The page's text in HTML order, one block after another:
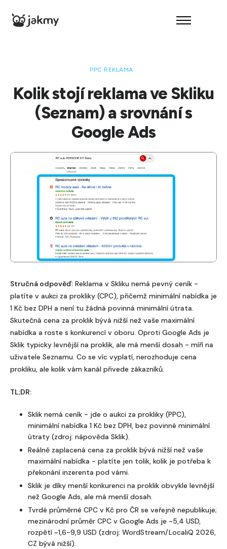
Kontakt
– Audit zdarma –
PPC REKLAMA
Kolik stojí reklama ve Skliku
(Seznam) a srovnání s
Google Ads
Stručná odpověď: Reklama v Skliku nemá pevný ceník -
platíte v aukci za prokliky (CPC), přičemž minimální nabídka je
1 Kč bez DPH a není tu žádná povinná minimální útrata.
Skutečná cena za proklik bývá nižší než vaše maximální
nabídka a roste s konkurencí v oboru. Oproti Google Ads je
Sklik typicky levnější na proklik, ale má menší dosah - míří na
uživatele Seznamu. Co se víc vyplatí, nerozhoduje cena
prokliku, ale kolik vám kanál přivede zákazníků.
TL;DR:
Sklik nemá ceník - jde o aukci za prokliky (PPC),
minimální nabídka 1 Kč bez DPH, bez povinné minimální
útraty (zdroj: nápověda Sklik).
Reálně zaplacená cena za proklik bývá nižší než vaše
maximální nabídka - platíte jen tolik, kolik je potřeba k
překonání inzerenta pod vámi.
Sklik je díky menší konkurenci na proklik obvykle levnější
než Google Ads, ale má menší dosah.
Tvrdé průměrné CPC v Kč pro ČR se veřejně nepublikuje;
mezinárodní průměr CPC v Google Ads je ~5,4 USD,
rozpětí ~1,6-9,9 USD (zdroj: WordStream/LocaliQ 2026,
CZ bývá nižší).